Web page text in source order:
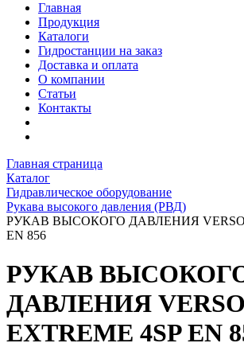
Главная
Продукция
Каталоги
Гидростанции на заказ
Доставка и оплата
О компании
Статьи
Контакты
Главная страница
Каталог
Гидравлическое оборудование
Рукава высокого давления (РВД)
РУКАВ ВЫСОКОГО ДАВЛЕНИЯ VERSO
EN 856
РУКАВ
ДАВЛЕНИЯ VERSO
EXTREME 4SP EN